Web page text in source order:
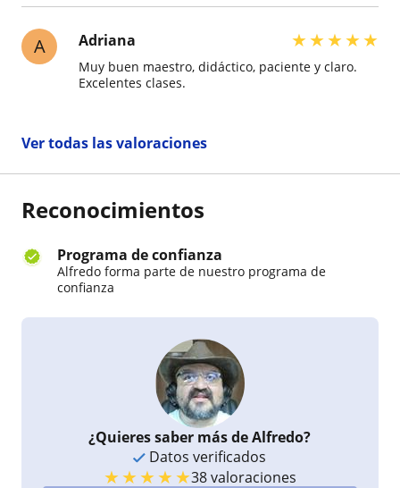
A Adriana ★★★★★
Muy buen maestro, didáctico, paciente y claro.
Excelentes clases.
Ver todas las valoraciones
Reconocimientos
Programa de confianza
Alfredo forma parte de nuestro programa de
confianza
¿Quieres saber más de Alfredo?
Datos verificados
★★★★★38 valoraciones